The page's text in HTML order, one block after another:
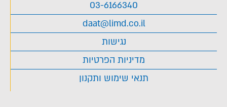
03-6166340
daat@limd.co.il
נגישות
מדיניות הפרטיות
תנאי שימוש ותקנון